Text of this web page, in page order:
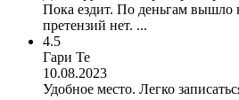
Пока ездит. По деньгам вышло
претензий нет. ...
4.5
Гари Те
10.08.2023
Удобное место. Легко